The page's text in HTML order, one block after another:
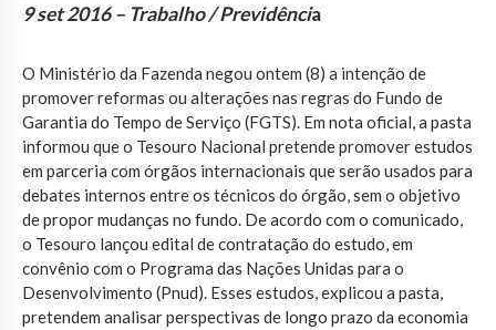
9 set 2016 – Trabalho / Previdência
O Ministério da Fazenda negou ontem (8) a intenção de
promover reformas ou alterações nas regras do Fundo de
Garantia do Tempo de Serviço (FGTS). Em nota oficial, a pasta
informou que o Tesouro Nacional pretende promover estudos
em parceria com órgãos internacionais que serão usados para
debates internos entre os técnicos do órgão, sem o objetivo
de propor mudanças no fundo. De acordo com o comunicado,
o Tesouro lançou edital de contratação do estudo, em
convênio com o Programa das Nações Unidas para o
Desenvolvimento (Pnud). Esses estudos, explicou a pasta,
pretendem analisar perspectivas de longo prazo da economia